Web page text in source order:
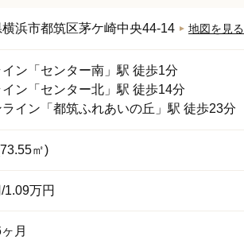
横浜市都筑区茅ケ崎中央44-14 地図を見る
ン 「 センター南 」駅 徒歩1分
ン 「 センター北 」駅 徒歩14分
イン 「 都筑ふれあいの丘 」駅 徒歩23分
㎡)
1.09万円
月